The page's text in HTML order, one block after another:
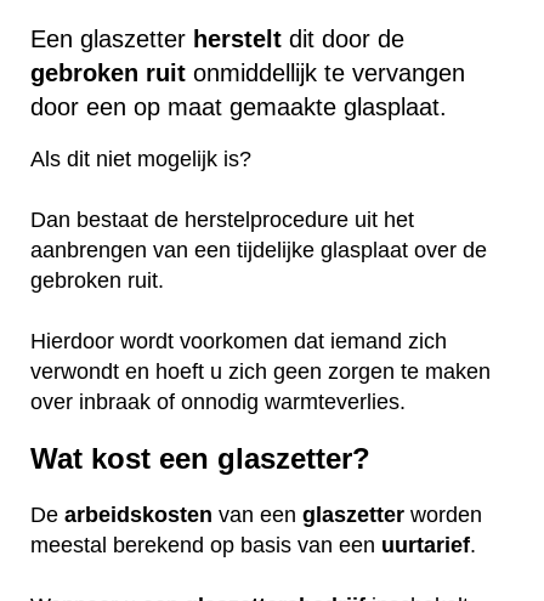
Een glaszetter herstelt dit door de
gebroken ruit onmiddellijk te vervangen
door een op maat gemaakte glasplaat.
Als dit niet mogelijk is?
Dan bestaat de herstelprocedure uit het
aanbrengen van een tijdelijke glasplaat over de
gebroken ruit.
Hierdoor wordt voorkomen dat iemand zich
verwondt en hoeft u zich geen zorgen te maken
over inbraak of onnodig warmteverlies.
Wat kost een glaszetter?
De arbeidskosten van een glaszetter worden
meestal berekend op basis van een uurtarief.